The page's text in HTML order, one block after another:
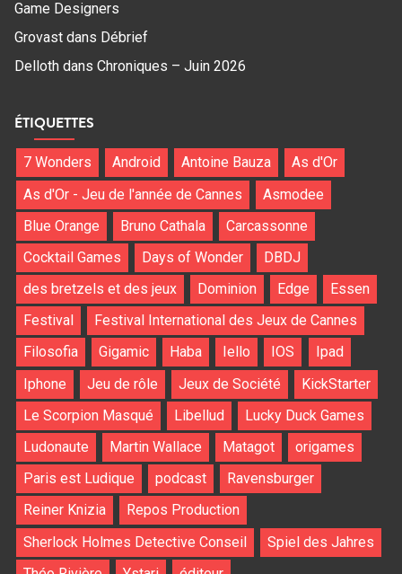
Game Designers
Grovast dans Débrief
Delloth dans Chroniques – Juin 2026
ÉTIQUETTES
7 Wonders Android Antoine Bauza
As d'Or
As d'Or - Jeu de l'année de Cannes
Asmodee
Blue Orange
Bruno Cathala
Carcassonne
Cocktail Games
Days of Wonder
DBDJ
des bretzels et des jeux
Dominion Edge
Essen
Festival
Festival International des Jeux de Cannes
Filosofia
Gigamic Haba Iello IOS
Ipad
Iphone
Jeu de rôle Jeux de Société
KickStarter
Le Scorpion Masqué
Libellud
Lucky Duck Games
Ludonaute
Martin Wallace Matagot
origames
Paris est Ludique
podcast
Ravensburger
Reiner Knizia
Repos Production
Sherlock Holmes Detective Conseil
Spiel des Jahres